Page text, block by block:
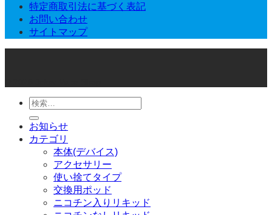
特定商取引法に基づく表記
お問い合わせ
サイトマップ
検
索
対
象:
お知らせ
カテゴリ
本体(デバイス)
アクセサリー
使い捨てタイプ
交換用ポッド
ニコチン入りリキッド